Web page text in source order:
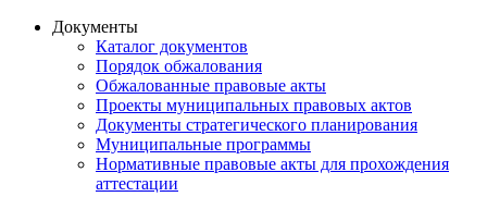
Документы
Каталог документов
Порядок обжалования
Обжалованные правовые акты
Проекты муниципальных правовых актов
Документы стратегического планирования
Муниципальные программы
Нормативные правовые акты для прохождения
аттестации